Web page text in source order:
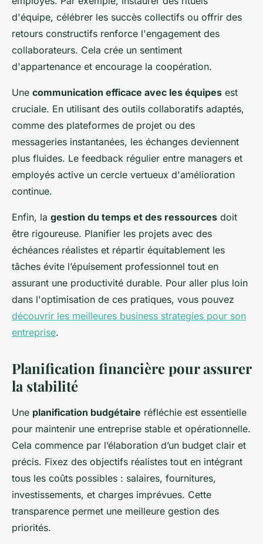
d'équipe, célébrer les succès collectifs ou offrir des
retours constructifs renforce l'engagement des
collaborateurs. Cela crée un sentiment
d'appartenance et encourage la coopération.
Une communication efficace avec les équipes est
cruciale. En utilisant des outils collaboratifs adaptés,
comme des plateformes de projet ou des
messageries instantanées, les échanges deviennent
plus fluides. Le feedback régulier entre managers et
employés active un cercle vertueux d'amélioration
continue.
Enfin, la gestion du temps et des ressources doit
être rigoureuse. Planifier les projets avec des
échéances réalistes et répartir équitablement les
tâches évite l’épuisement professionnel tout en
assurant une productivité durable. Pour aller plus loin
dans l'optimisation de ces pratiques, vous pouvez
découvrir les meilleures business strategies pour son
entreprise.
Planification financière pour assurer
la stabilité
Une planification budgétaire réfléchie est essentielle
pour maintenir une entreprise stable et opérationnelle.
Cela commence par l’élaboration d’un budget clair et
précis. Fixez des objectifs réalistes tout en intégrant
tous les coûts possibles : salaires, fournitures,
investissements, et charges imprévues. Cette
transparence permet une meilleure gestion des
priorités.